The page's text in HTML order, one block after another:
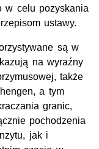
w celu pozyskania
ustawy.
są w
na wyraźny
także
a tym
granic,
pochodzenia
jak i